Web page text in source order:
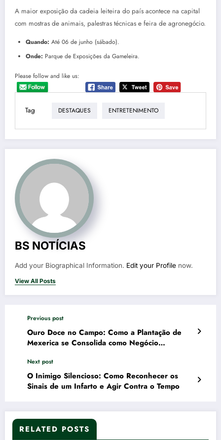
A maior exposição da cadeia leiteira do país acontece na capital
com mostras de animais, palestras técnicas e feira de agronegócio.
Quando: Até 06 de junho (sábado).
Onde: Parque de Exposições da Gameleira.
Please follow and like us:
Tag DESTAQUES ENTRETENIMENTO
BS NOTÍCIAS
Add your Biographical Information. Edit your Profile now.
View All Posts
Previous post
Ouro Doce no Campo: Como a Plantação de
Mexerica se Consolida como Negócio
Next post
O Inimigo Silencioso: Como Reconhecer os
Sinais de um Infarto e Agir Contra o Tempo
RELATED POSTS